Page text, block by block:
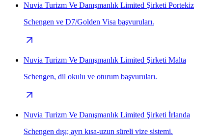
Nuvia Turizm Ve Danışmanlık Limited Şirketi Portekiz
Schengen ve D7/Golden Visa başvuruları.
Nuvia Turizm Ve Danışmanlık Limited Şirketi Malta
Schengen, dil okulu ve oturum başvuruları.
Nuvia Turizm Ve Danışmanlık Limited Şirketi İrlanda
Schengen dışı; ayrı kısa-uzun süreli vize sistemi.